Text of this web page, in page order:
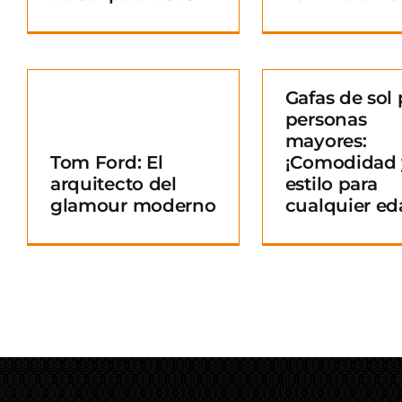
Tom Ford: El
arquitecto del
glamour moderno
¡Comodidad y
estilo para
cualquier edad!
Gafas de sol
personas
mayores:
¡Comodidad
estilo para
cualquier